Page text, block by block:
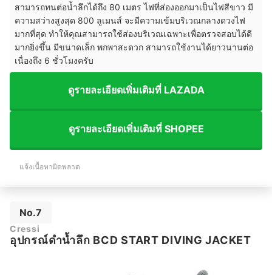
สามารถทนต่อน้ำลึกได้ถึง 80 เมตร ไฟที่ส่องออกมาเป็นไฟสีขาว มี
ความสว่างสูงสุด 800 ลูเมนส์ จะมีความเข้มบริเวณกลางดวงไฟ
มากที่สุด ทำให้คุณสามารถใช้ส่องบริเวณเฉพาะเพื่อตรวจสอบได้ดี
มากยิ่งขึ้น มีขนาดเล็ก พกพาสะดวก สามารถใช้งานได้ยาวนานต่อ
เนื่องถึง 6 ชั่วโมงครับ
ดูรายละเอียดเพิ่มเติมที่ LAZADA
ดูรายละเอียดเพิ่มเติมที่ SHOPEE
แจ้งเนื้อหาผิดพลาด
No.7
Cressi
อุปกรณ์ดำน้ำลึก BCD START DIVING JACKET